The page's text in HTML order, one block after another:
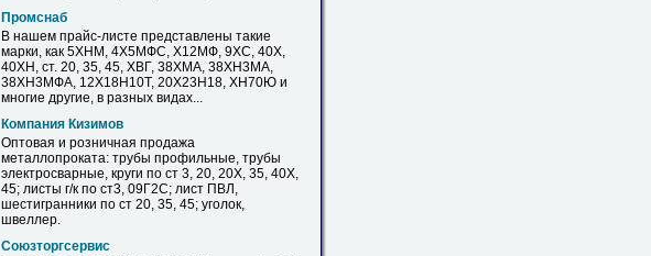
Промснаб
В нашем прайс-листе представлены такие
марки, как 5ХНМ, 4Х5МФС, Х12МФ, 9ХС, 40Х,
40ХН, ст. 20, 35, 45, ХВГ, 38ХМА, 38ХН3МА,
38ХН3МФА, 12Х18Н10Т, 20Х23Н18, ХН70Ю и
многие другие, в разных видах...
Компания Кизимов
Оптовая и розничная продажа
металлопроката: трубы профильные, трубы
электросварные, круги по ст 3, 20, 20Х, 35, 40Х,
45; листы г/к по ст3, 09Г2С; лист ПВЛ,
шестигранники по ст 20, 35, 45; уголок,
швеллер.
Союзторгсервис